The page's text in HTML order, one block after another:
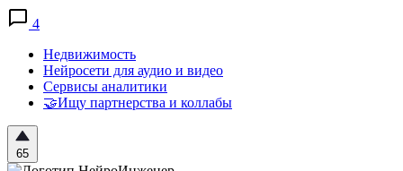
4
Недвижимость
Нейросети для аудио и видео
Сервисы аналитики
🤝Ищу партнерства и коллабы
65